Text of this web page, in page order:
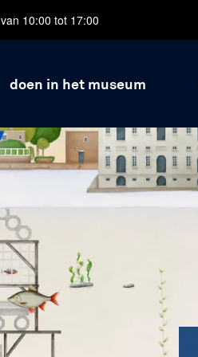
10:00 tot 17:00
doen in het museum